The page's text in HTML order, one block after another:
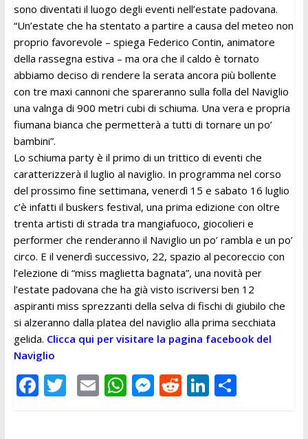
sono diventati il luogo degli eventi nell’estate padovana.
“Un’estate che ha stentato a partire a causa del meteo non
proprio favorevole – spiega Federico Contin, animatore
della rassegna estiva – ma ora che il caldo è tornato
abbiamo deciso di rendere la serata ancora più bollente
con tre maxi cannoni che spareranno sulla folla del Naviglio
una valnga di 900 metri cubi di schiuma. Una vera e propria
fiumana bianca che permetterà a tutti di tornare un po’
bambini”.
Lo schiuma party è il primo di un trittico di eventi che
caratterizzerà il luglio al naviglio. In programma nel corso
del prossimo fine settimana, venerdì 15 e sabato 16 luglio
c’è infatti il buskers festival, una prima edizione con oltre
trenta artisti di strada tra mangiafuoco, giocolieri e
performer che renderanno il Naviglio un po’ rambla e un po’
circo. E il venerdì successivo, 22, spazio al pecoreccio con
l’elezione di “miss maglietta bagnata”, una novità per
l’estate padovana che ha già visto iscriversi ben 12
aspiranti miss sprezzanti della selva di fischi di giubilo che
si alzeranno dalla platea del naviglio alla prima secchiata
gelida. Clicca qui per visitare la pagina facebook del
Naviglio
F T E W M R Li C